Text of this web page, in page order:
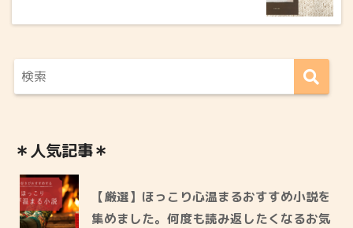
＊人気記事＊
【厳選】ほっこり心温まるおすすめ小説を
集めました。何度も読み返したくなるお気